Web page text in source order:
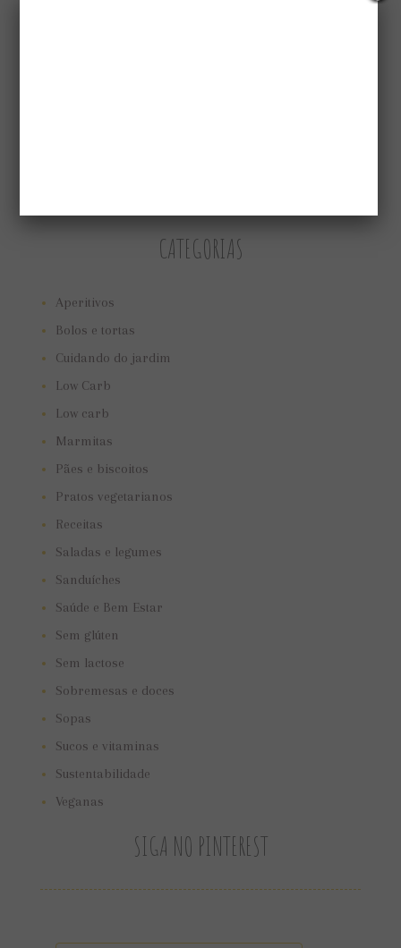
CATEGORIAS
Aperitivos
Bolos e tortas
Cuidando do jardim
Low Carb
Low carb
Marmitas
Pães e biscoitos
Pratos vegetarianos
Receitas
Saladas e legumes
Sanduíches
Saúde e Bem Estar
Sem glúten
Sem lactose
Sobremesas e doces
Sopas
Sucos e vitaminas
Sustentabilidade
Veganas
SIGA NO PINTEREST